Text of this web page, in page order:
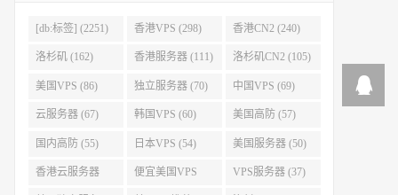
[db:标签] (2251) 香港VPS (298) 香港CN2 (240)
洛杉矶 (162) 香港服务器 (111) 洛杉矶CN2 (105)
美国VPS (86) 独立服务器 (70) 中国VPS (69)
云服务器 (67) 韩国VPS (60) 美国高防 (57)
国内高防 (55) 日本VPS (54) 美国服务器 (50)
香港云服务器 便宜美国VPS VPS服务器 (37)